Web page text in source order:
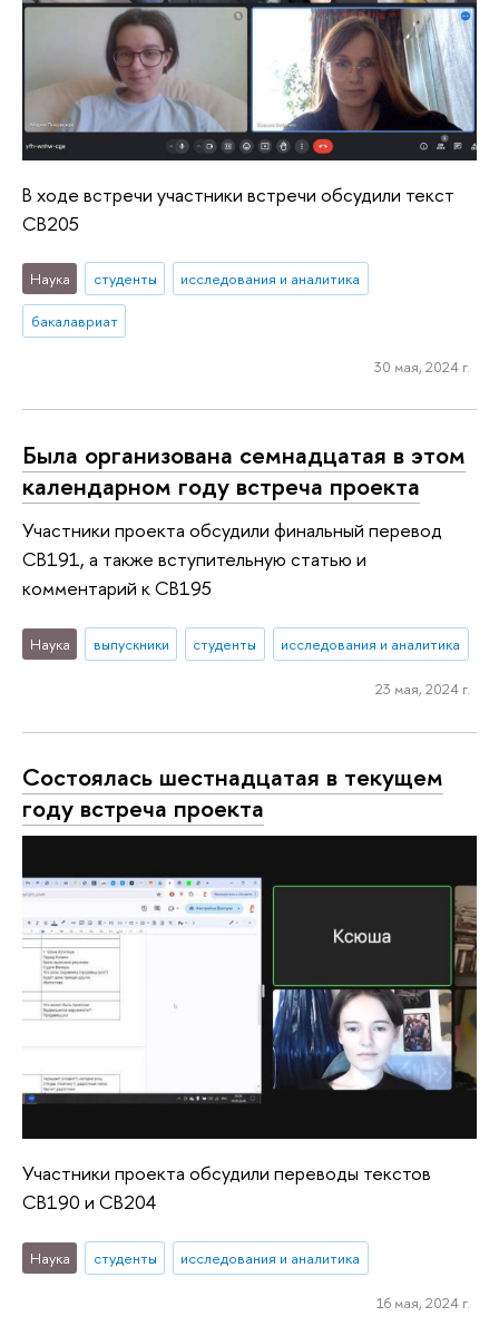
В ходе встречи участники встречи обсудили текст
CB205
Наука студенты исследования и аналитика
бакалавриат
30 мая, 2024 г.
Была организована семнадцатая в этом
календарном году встреча проекта
Участники проекта обсудили финальный перевод
CB191, а также вступительную статью и
комментарий к CB195
Наука выпускники студенты исследования и аналитика
23 мая, 2024 г.
Состоялась шестнадцатая в текущем
году встреча проекта
Участники проекта обсудили переводы текстов
CB190 и CB204
Наука студенты исследования и аналитика
16 мая, 2024 г.